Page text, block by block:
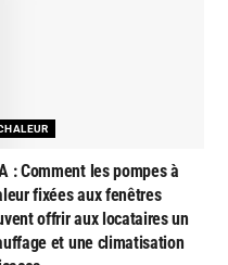
: Comment les pompes à
fixées aux fenêtres
offrir aux locataires un
et une climatisation